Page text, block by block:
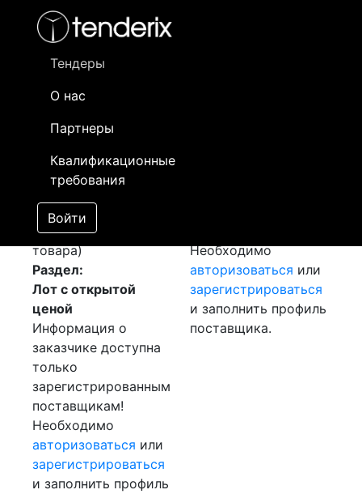
Тендеры
О нас
Партнеры
Квалификационные
требования
Войти
- активный лот
- сохраненный лот (не опубликован)
Закупка: Шина
Медная
[Завершен]
Победитель выбран
Лот №:919
АУКЦИОН (покупка
товара)
Раздел:
Лот с открытой
ценой
Информация о
заказчике доступна
только
зарегистрированным
поставщикам!
Необходимо
авторизоваться или
зарегистрироваться
и заполнить профиль
Необходимо
авторизоваться или
зарегистрироваться
и заполнить профиль
поставщика.